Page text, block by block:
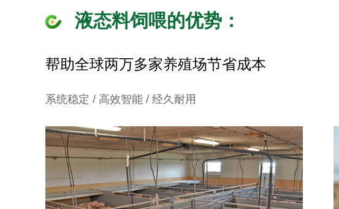
液态料饲喂的优势：
帮助全球两万多家养殖场节省成本
系统稳定 / 高效智能 / 经久耐用